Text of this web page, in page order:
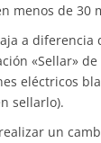
menos de 30
a diferencia
«Sellar»
eléctricos
sellarlo).
un